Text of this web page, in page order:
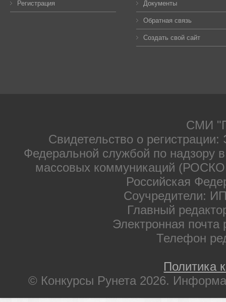
Регистрация Документы
Обратная связь
Создать свой сайт
СМИ
Свидетельство о
Федеральной службой по надзору
массовых коммуникаций
Российская
Соучредители:
Главный
Электронная почта
Телефон
Политика
© Конкурсы Рунета 2026.